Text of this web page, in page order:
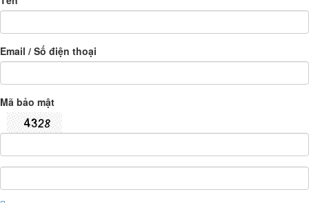
Email / Số điện thoại
Mã bảo mật